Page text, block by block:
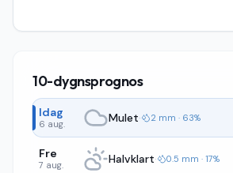
10-dygnsprognos
Idag
6 aug. Mulet· 2 mm · 63%
Fre
7 aug. Halvklart· 0.5 mm · 17%